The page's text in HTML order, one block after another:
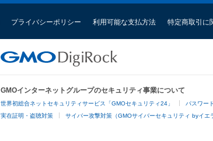
プライバシーポリシー 利用可能な支払方法 特定商取引に
GMOインターネットグループのセキュリティ事業について
世界初総合ネットセキュリティサービス「GMOセキュリティ24」 パスワー
実在証明・盗聴対策 サイバー攻撃対策（GMOサイバーセキュリティ byイエ